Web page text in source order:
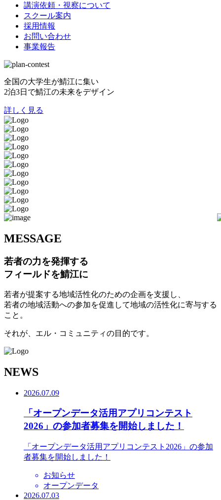
講演依頼・視察について
スクール案内
採用情報
お問い合わせ
事業報告
全国の大学生が鯖江に集い
2泊3日で鯖江の未来をデザイン
詳しく見る
MESSAGE
若者の力を発揮する
フィールドを鯖江に
若者が提案する地域活性化のための企画を支援し、
若者の地域活動への参加を促進して地域の活性化に寄与する
こと。
それが、エル・コミュニティの目的です。
NEWS
2026.07.09
「オープンデータ活用アプリコンテスト
2026」の参加者募集を開始しました！
「オープンデータ活用アプリコンテスト2026」の参加
者募集を開始しました！
お知らせ
オープンデータ
2026.07.03